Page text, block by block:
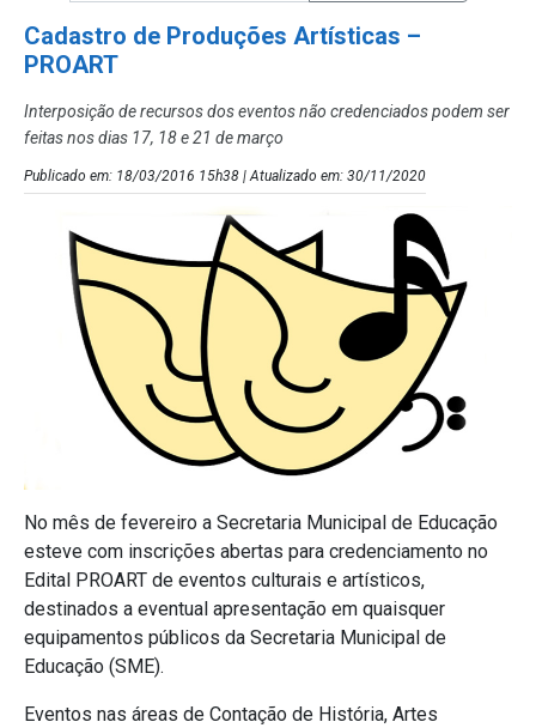
Cadastro de Produções Artísticas –
PROART
Interposição de recursos dos eventos não credenciados podem ser
feitas nos dias 17, 18 e 21 de março
Publicado em: 18/03/2016 15h38 | Atualizado em: 30/11/2020
No mês de fevereiro a Secretaria Municipal de Educação
esteve com inscrições abertas para credenciamento no
Edital PROART de eventos culturais e artísticos,
destinados a eventual apresentação em quaisquer
equipamentos públicos da Secretaria Municipal de
Educação (SME).
Eventos nas áreas de Contação de História, Artes